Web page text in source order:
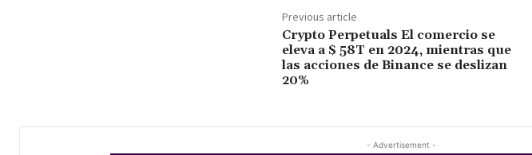
Previous article
Crypto Perpetuals El comercio se
eleva a $ 58T en 2024, mientras que
las acciones de Binance se deslizan
20%
- Advertisement -